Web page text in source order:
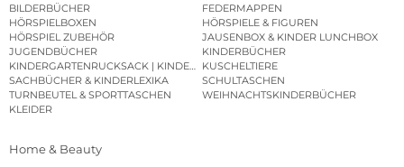
BILDERBÜCHER
FEDERMAPPEN
HÖRSPIELBOXEN
HÖRSPIELE & FIGUREN
HÖRSPIEL ZUBEHÖR
JAUSENBOX & KINDER LUNCHBOX
JUGENDBÜCHER
KINDERBÜCHER
KINDERGARTENRUCKSACK | KINDERGARTENBEUTEL
KUSCHELTIERE
SACHBÜCHER & KINDERLEXIKA
SCHULTASCHEN
TURNBEUTEL & SPORTTASCHEN
WEIHNACHTSKINDERBÜCHER
KLEIDER
Home & Beauty